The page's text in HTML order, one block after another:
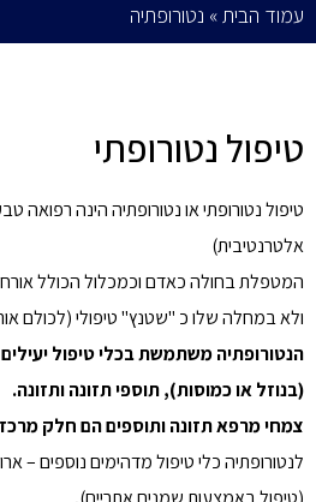
עמוד הבית» נטורופתיה
טיפול נטורופתי
טיפול נטורופתי או נטורופתיה הינה רפואה
אלטרנטיבית)
המטפלת בחולה כאדם וכמכלול הכולל אורח
ולא במחלה שלו כ "שטנץ" טיפולי (לכולם
הנטורופתיה משתמשת בכלי טיפול
(בנוזל או כמוסות), תוספי תזונה ותזונה.
צמחי מרפא תזונה ותוספים הם חלק
לנטורופתיה כלי טיפול מדהימים נוספים –